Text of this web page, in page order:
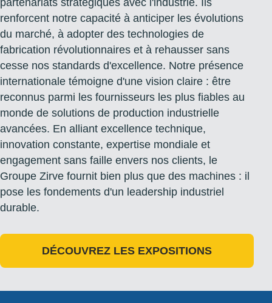
renforcent notre capacité à anticiper les évolutions
du marché, à adopter des technologies de
fabrication révolutionnaires et à rehausser sans
cesse nos standards d'excellence. Notre présence
internationale témoigne d'une vision claire : être
reconnus parmi les fournisseurs les plus fiables au
monde de solutions de production industrielle
avancées. En alliant excellence technique,
innovation constante, expertise mondiale et
engagement sans faille envers nos clients, le
Groupe Zirve fournit bien plus que des machines : il
pose les fondements d'un leadership industriel
durable.
DÉCOUVREZ LES EXPOSITIONS